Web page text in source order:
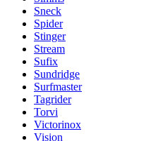
Sneck
Spider
Stinger
Stream
Sufix
Sundridge
Surfmaster
Tagrider
Torvi
Victorinox
Vision